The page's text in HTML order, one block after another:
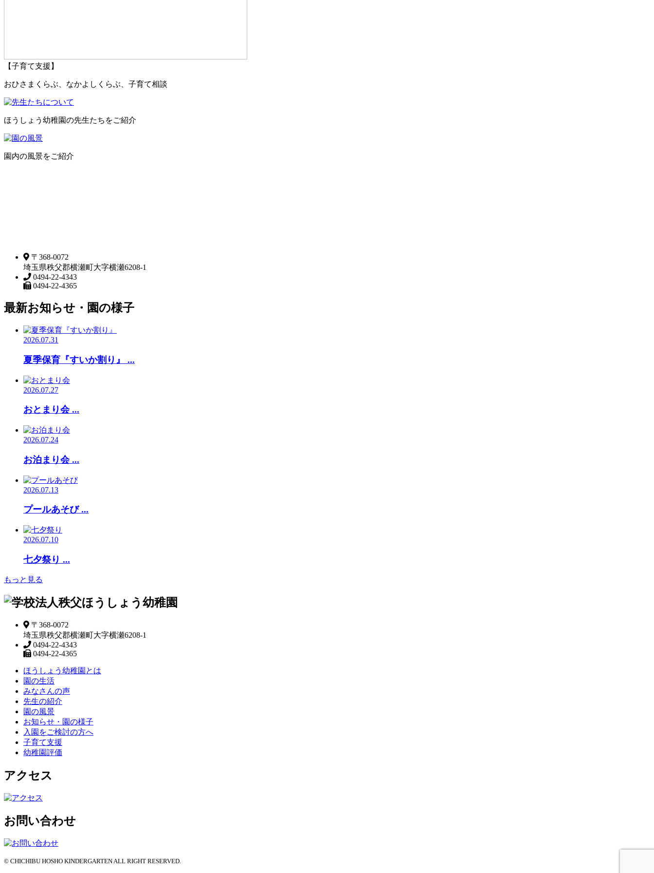
【子育て支援】
おひさまくらぶ、なかよしくらぶ、子育て相談
ほうしょう幼稚園の先生たちをご紹介
園内の風景をご紹介
〒368-0072
埼玉県秩父郡横瀬町大字横瀬6208-1
0494-22-4343
0494-22-4365
最新お知らせ・園の様子
2026.07.31
夏季保育『すいか割り』 ...
2026.07.27
おとまり会 ...
2026.07.24
お泊まり会 ...
2026.07.13
プールあそび ...
2026.07.10
七夕祭り ...
もっと見る
〒368-0072
埼玉県秩父郡横瀬町大字横瀬6208-1
0494-22-4343
0494-22-4365
ほうしょう幼稚園とは
園の生活
みなさんの声
先生の紹介
園の風景
お知らせ・園の様子
入園をご検討の方へ
子育て支援
幼稚園評価
アクセス
お問い合わせ
© CHICHIBU HOSHO KINDERGARTEN ALL RIGHT RESERVED.